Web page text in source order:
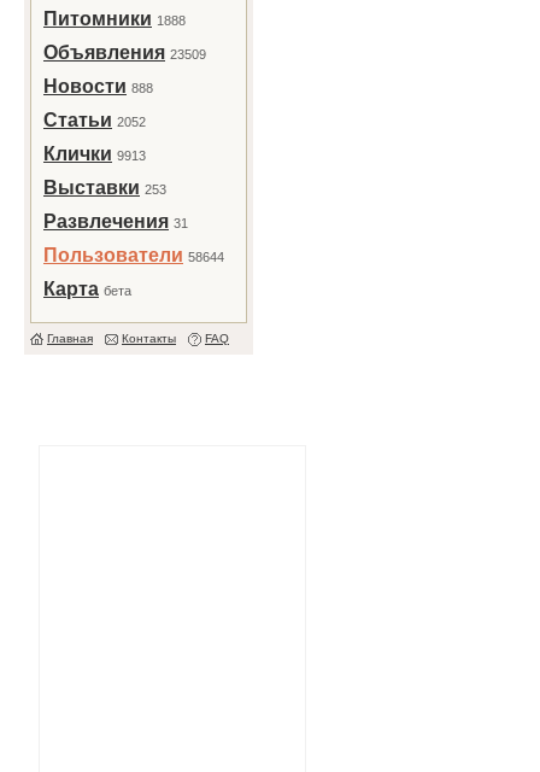
Питомники 1888
Объявления 23509
Новости 888
Статьи 2052
Клички 9913
Выставки 253
Развлечения 31
Пользователи 58644
Карта бета
Главная Контакты FAQ